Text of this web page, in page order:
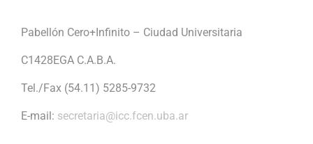
Pabellón Cero+Infinito – Ciudad Universitaria
C1428EGA C.A.B.A.
Tel./Fax (54.11) 5285-9732
E-mail: secretaria@icc.fcen.uba.ar